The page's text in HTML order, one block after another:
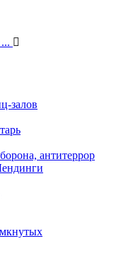
залов
антитеррор